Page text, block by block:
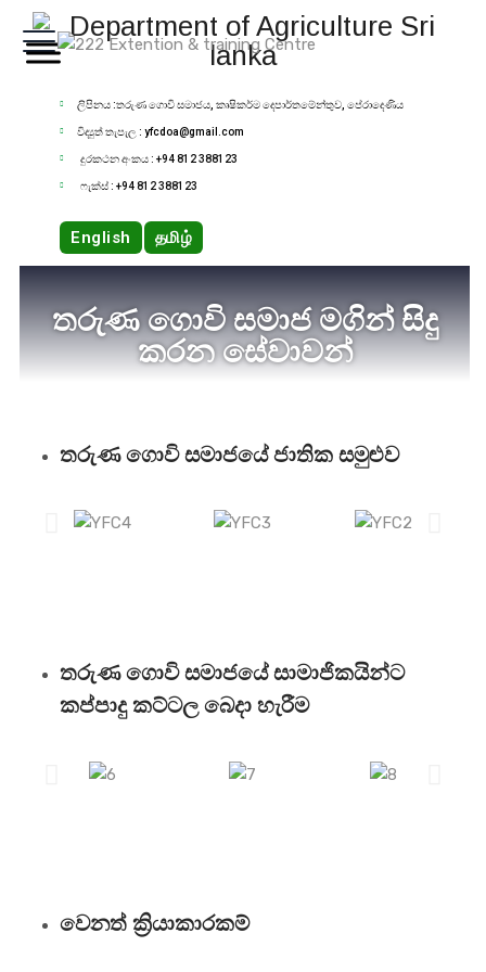
ලිපිනය :තරුණ ගොවි සමාජය, කෘෂිකර්ම දෙපාර්තමේන්තුව, පේරාදෙණිය
විද්‍යුත් තැපැල : yfcdoa@gmail.com
දුරකථන අංකය : +94 812 388123
ෆැක්ස් : +94 812 388123
English தமிழ்
තරුණ ගොවි සමාජ මගින් සිදු
කරන සේවාවන්
තරුණ ගොවි සමාජයේ ජාතික සමුළුව
තරුණ ගොවි සමාජයේ සාමාජිකයින්ට
කප්පාදු කට්ටල බෙදා හැරීම
වෙනත් ක්‍රියාකාරකම්